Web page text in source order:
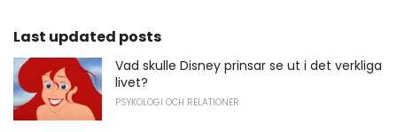
Last updated posts
Vad skulle Disney prinsar se ut i det verkliga
livet?
PSYKOLOGI OCH RELATIONER